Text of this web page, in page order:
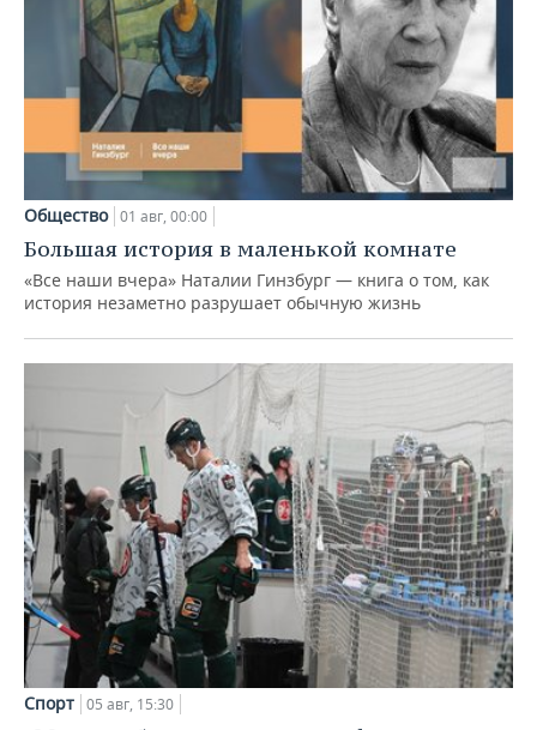
Общество 01 авг, 00:00
Большая история в маленькой комнате
«Все наши вчера» Наталии Гинзбург — книга о том, как
история незаметно разрушает обычную жизнь
Спорт 05 авг, 15:30